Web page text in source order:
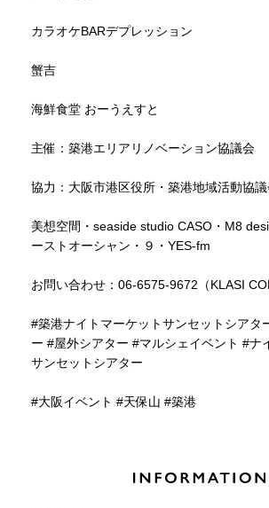
カラオケBARデプレッション
蟹吉
海鮮食堂 おーうえすと
主催：築港エリアリノベーション協議会
協力：大阪市港区役所・築港地域活動協
美想空間・seaside studio CASO・M8
ーストオーシャン・９・YES-fm
お問い合わせ：06-6575-9672（KLASI
#築港ナイトマーケットサンセットシアタ
ー #屋外シアター #マルシェイベント #ナ
サンセットシアター
#大阪イベント #天保山 #築港